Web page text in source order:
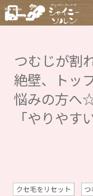
つむじが割
絶壁、トッ
悩みの方へ
「やりやす
クセ毛をリセット